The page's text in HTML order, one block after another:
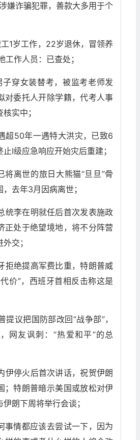
嫌诈骗犯罪，善款大多用于个
1岁工作，22岁退休，冒领养
作人员：已查处；
穿女装替考，被监考老师发
对委托人开除学籍，代考人事
实中；
超50年一遇特大洪灾，已致6
Ⅰ级应急响应开始灾后重建；
将离世的旅日大熊猫“旦旦”骨
去年3月因病离世；
统李在明就任后首次发表施政
正处于绝望境地，将不分阵营
交；
拒绝提高军费比重，特朗普威
价”，西班牙首相反击称这是
提议把国防部改回“战争部”，
网友讽刺：“热爱和平”的总
伊停火后首次讲话，祝贺伊朗
；特朗普暗示美国或放松对伊
朗下周将举行会谈；
事情都应该去尝试一下，因为